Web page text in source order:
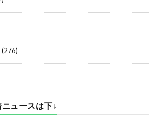
(276)
ュースは下↓